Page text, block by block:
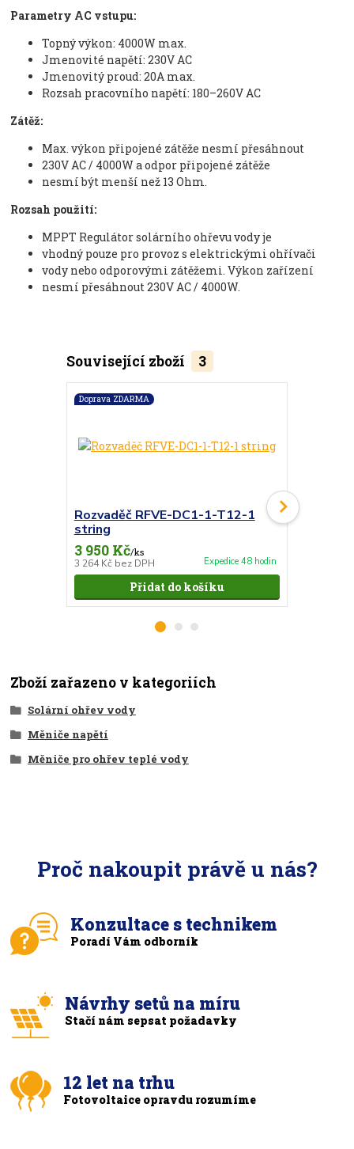
Parametry AC vstupu:
Topný výkon: 4000W max.
Jmenovité napětí: 230V AC
Jmenovitý proud: 20A max.
Rozsah pracovního napětí: 180–260V AC
Zátěž:
Max. výkon připojené zátěže nesmí přesáhnout
230V AC / 4000W a odpor připojené zátěže
nesmí být menší než 13 Ohm.
Rozsah použití:
MPPT Regulátor solárního ohřevu vody je
vhodný pouze pro provoz s elektrickými ohřívači
vody nebo odporovými zátěžemi. Výkon zařízení
nesmí přesáhnout 230V AC / 4000W.
Související zboží 3
Doprava ZDARMA
Rozvaděč RFVE-DC1-1-T12-1
string
3 950 Kč/ks
3 264 Kč bez DPH Expedice 48 hodin
Přidat do košíku
Sada
Zboží zařazeno v kategoriích
Solární ohřev vody
Měniče napětí
Měniče pro ohřev teplé vody
Proč nakoupit právě u nás?
Konzultace s technikem
Poradí Vám odborník
Návrhy setů na míru
Stačí nám sepsat požadavky
12 let na trhu
Fotovoltaice opravdu rozumíme